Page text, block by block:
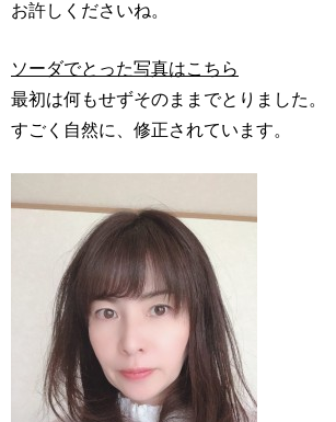
お許しくださいね。
ソーダでとった写真はこちら
最初は何もせずそのままでとりました。
すごく自然に、修正されています。